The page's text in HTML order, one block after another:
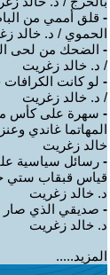
- قلق أممي من
الحموي / د. خالد
- الضحك من لحى
/ د. خالد زغريت
- لو كانت الكرافات
/ د. خالد زغريت
- سهرة على كأس
المهاتما غاندي
خالد زغريت
- رسائل سياسية
قياس قبقاب ستي
د. خالد زغريت
- صديقي الذي صار
د. خالد زغريت
المزيد.....